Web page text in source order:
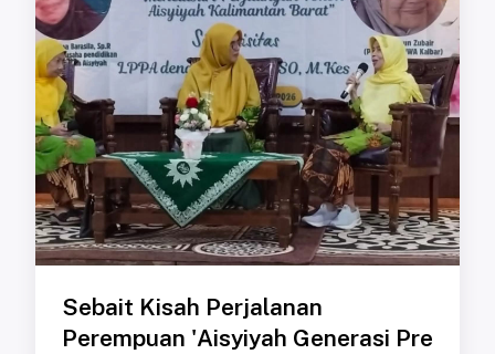
Sebait Kisah Perjalanan
Perempuan 'Aisyiyah Generasi Pre